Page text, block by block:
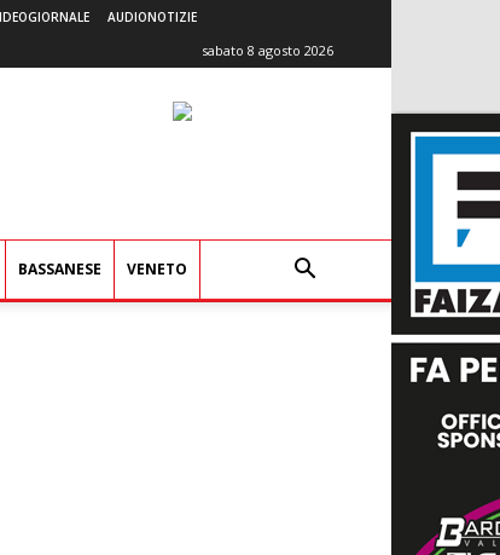
AUDIONOTIZIE
sabato 8 agosto 2026
BASSANESE VENETO